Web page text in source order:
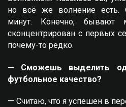
но всё же волнение есть.
минут. Конечно,
сконцентрирован с первых
почему-то редко.
— Сможешь выделить
футбольное качество?
— Считаю, что я успешен в